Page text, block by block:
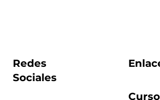
Redes
Sociales